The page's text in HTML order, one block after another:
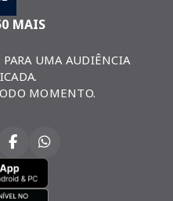
MAIS
UMA AUDIÊNCIA
MOMENTO.